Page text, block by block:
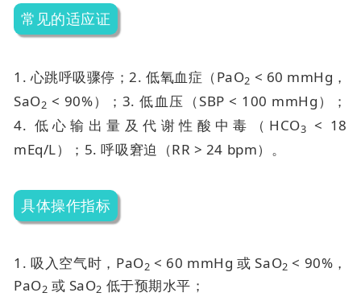
常见的适应证
1. 心跳呼吸骤停；2. 低氧血症（PaO2 < 60 mmHg，
SaO2 < 90%）； 3. 低血压（SBP < 100 mmHg）；
4. 低心输出量及代谢性酸中毒（HCO3
< 18
mEq/L）； 5. 呼吸窘迫（RR > 24 bpm）。
具体操作指标
1. 吸入空气时，PaO2 < 60 mmHg 或 SaO2 < 90%，
PaO2 或 SaO2 低于预期水平；